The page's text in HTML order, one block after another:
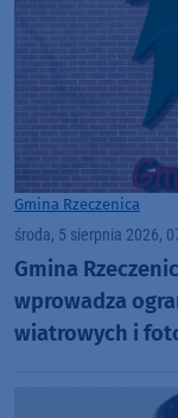
Gmina Rzeczenica
środa, 5 sierpnia 2026,
Gmina
wprowadza
wiatrowych i